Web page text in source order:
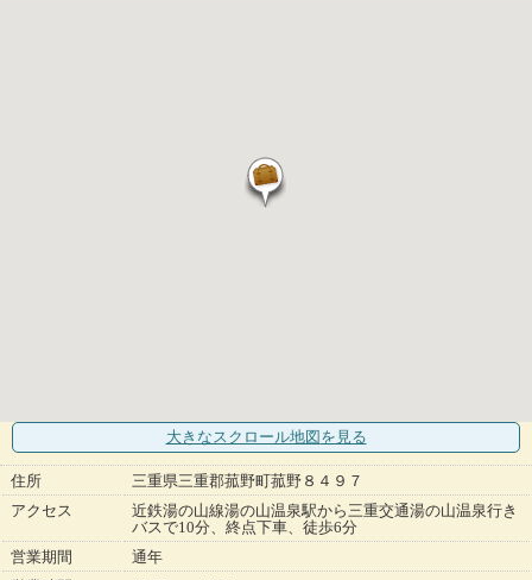
大きなスクロール地図 を見る
住所
三重県三重郡菰野町菰野８４９７
アクセス
近鉄湯の山線湯の山温泉駅から三重交通湯の山温泉行き
バスで10分、終点下車、徒歩6分
営業期間
通年